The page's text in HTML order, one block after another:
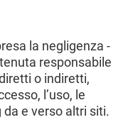
la negligenza -
responsabile
o indiretti,
l’uso, le
e verso altri siti.